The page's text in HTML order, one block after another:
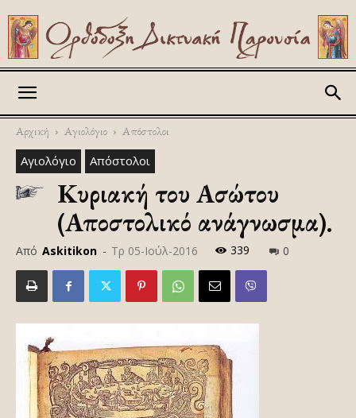
Αρχική Αγιολόγιο Απόστολοι
Αγιολόγιο Απόστολοι
Κυριακή του Ασώτου
(Αποστολικό ανάγνωσμα).
Από Askitikon - Τρ 05-Ιούλ-2016 339 0